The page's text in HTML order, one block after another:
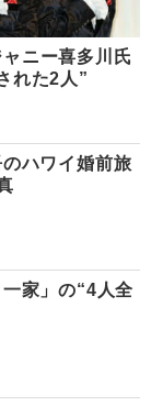
ャニー喜多川氏
れた2人”
のハワイ婚前旅
一家」の“4人全